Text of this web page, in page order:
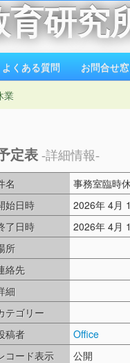
育研究
よくある質問 お問合せ
業
定表 -詳細情報-
名
事務室臨時
始日時
2026年 4月
了日時
2026年 4月
所
絡先
細
テゴリー
稿者
Office
コード表示
公開